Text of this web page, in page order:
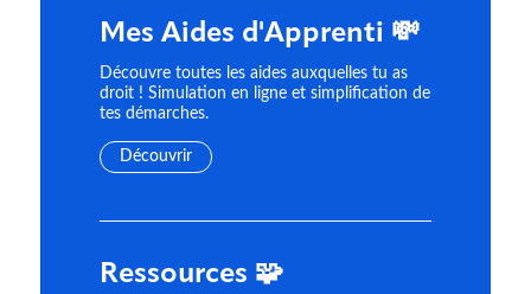
Mes Aides d'Apprenti 💸
Découvre toutes les aides auxquelles tu as
droit ! Simulation en ligne et simplification de
tes démarches.
Découvrir
Ressources 🧩